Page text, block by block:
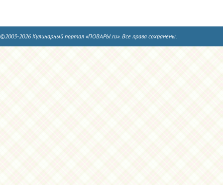
©2003-2026 Кулинарный портал «ПОВАРЫ.ru». Все права сохранены.